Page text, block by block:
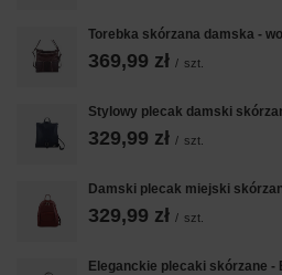
Torebka skórzana damska -
369,99 zł / szt.
Stylowy plecak damski
329,99 zł / szt.
Damski plecak miejski
329,99 zł / szt.
Eleganckie plecaki skórzane -